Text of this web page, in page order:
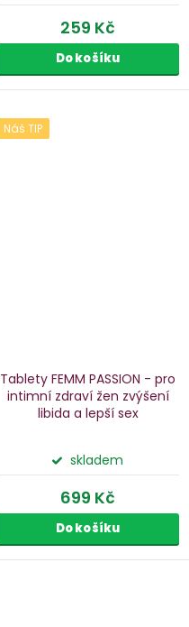
259 Kč
Do košíku
Náš TIP
Tablety FEMM PASSION - pro
intimní zdraví žen zvýšení
libida a lepší sex
skladem
699 Kč
Do košíku